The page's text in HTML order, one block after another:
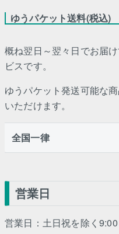
ゆうパケット送料(税込)
概ね翌日～翌々日でお届
ビスです。
ゆうパケット発送可能な
いただけます。
全国一律
営業日
営業日：土日祝を除く